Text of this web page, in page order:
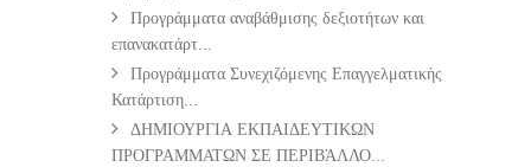
Προγράμματα αναβάθμισης δεξιοτήτων και
επανακατάρτ...
Προγράμματα Συνεχιζόμενης Επαγγελματικής
Κατάρτιση...
ΔΗΜΙΟΥΡΓΙΑ ΕΚΠΑΙΔΕΥΤΙΚΩΝ
ΠΡΟΓΡΑΜΜΑΤΩΝ ΣΕ ΠΕΡΙΒΆΛΛΟ...